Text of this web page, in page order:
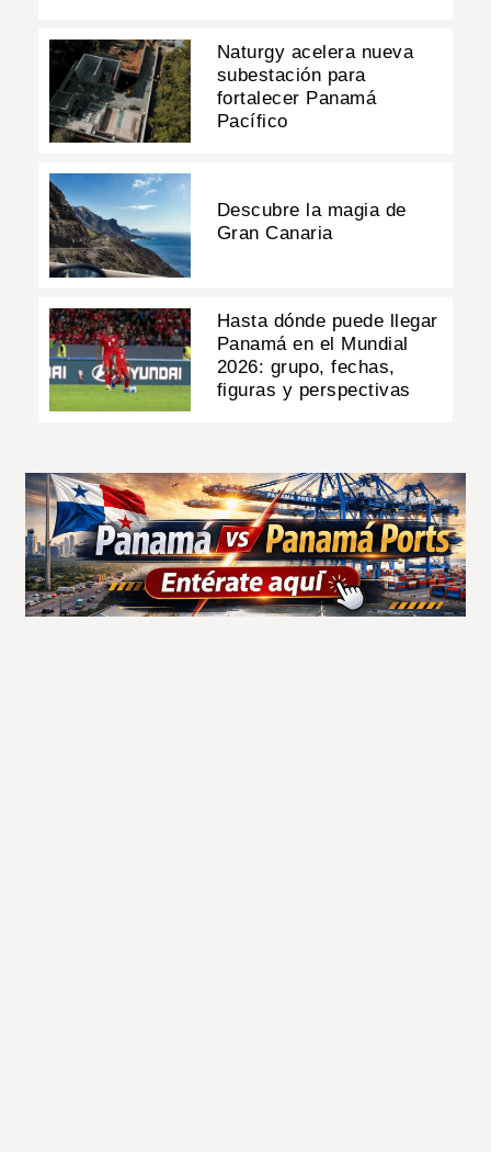
Naturgy acelera nueva
subestación para
fortalecer Panamá
Pacífico
Descubre la magia de
Gran Canaria
Hasta dónde puede llegar
Panamá en el Mundial
2026: grupo, fechas,
figuras y perspectivas